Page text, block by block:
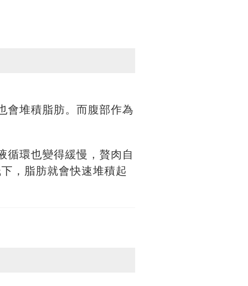
會堆積脂肪。而腹部作為
循環也變得緩慢，贅肉自
，脂肪就會快速堆積起